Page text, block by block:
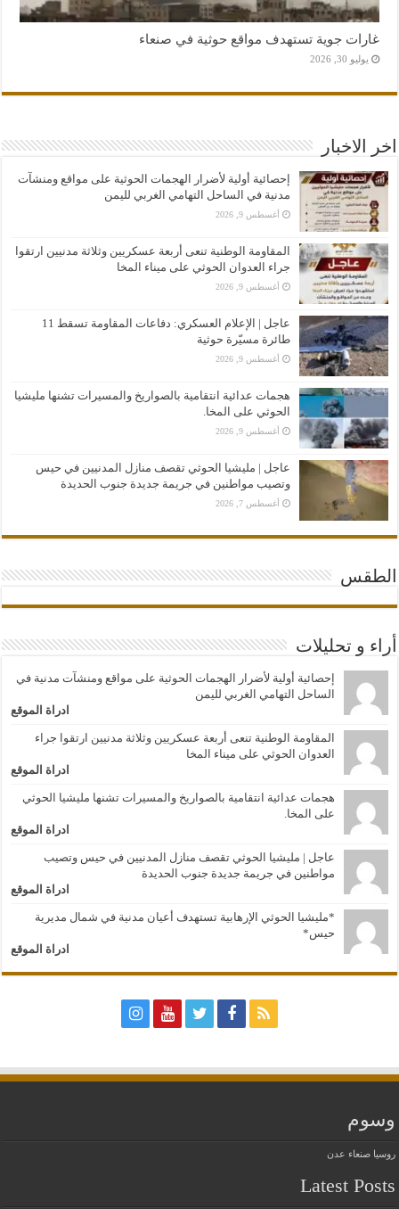
غارات جوية تستهدف مواقع حوثية في صنعاء
يوليو 30, 2026
اخر الاخبار
إحصائية أولية لأضرار الهجمات الحوثية على مواقع ومنشآت
مدنية في الساحل التهامي الغربي لليمن
أغسطس 9, 2026
المقاومة الوطنية تنعى أربعة عسكريين وثلاثة مدنيين ارتقوا
جراء العدوان الحوثي على ميناء المخا
أغسطس 9, 2026
عاجل | الإعلام العسكري: دفاعات المقاومة تسقط 11
طائرة مسيّرة حوثية
أغسطس 9, 2026
هجمات عدائية انتقامية بالصواريخ والمسيرات تشنها مليشيا
الحوثي على المخا.
أغسطس 9, 2026
عاجل | مليشيا الحوثي تقصف منازل المدنيين في حيس
وتصيب مواطنين في جريمة جديدة جنوب الحديدة
أغسطس 7, 2026
الطقس
أراء و تحليلات
إحصائية أولية لأضرار الهجمات الحوثية على مواقع ومنشآت مدنية في
الساحل التهامي الغربي لليمن
ادراة الموقع
المقاومة الوطنية تنعى أربعة عسكريين وثلاثة مدنيين ارتقوا جراء
العدوان الحوثي على ميناء المخا
ادراة الموقع
هجمات عدائية انتقامية بالصواريخ والمسيرات تشنها مليشيا الحوثي
على المخا.
ادراة الموقع
عاجل | مليشيا الحوثي تقصف منازل المدنيين في حيس وتصيب
مواطنين في جريمة جديدة جنوب الحديدة
ادراة الموقع
*مليشيا الحوثي الإرهابية تستهدف أعيان مدنية في شمال مديرية
حيس*
ادراة الموقع
وسوم
روسيا صنعاء عدن
Latest Posts